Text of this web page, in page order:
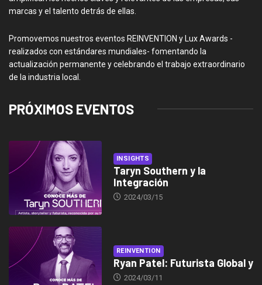
marcas y el talento detrás de ellas.
Promovemos nuestros eventos REINVENTION y Lux Awards -
realizados con estándares mundiales- fomentando la
actualización permanente y celebrando el trabajo extraordinario
de la industria local.
PRÓXIMOS EVENTOS
INSIGHTS
Taryn Southern y la
Integración
2024/03/15
REINVENTION
Ryan Patel: Futurista Global y
2024/03/11